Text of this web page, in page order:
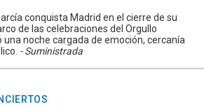
conquista Madrid en el cierre de su
de las celebraciones del Orgullo
una noche cargada de emoción, cercanía
- Suministrada